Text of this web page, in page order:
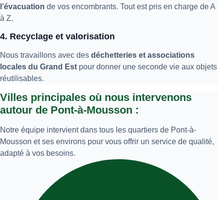
l’évacuation de vos encombrants. Tout est pris en charge de A
à Z.
4. Recyclage et valorisation
Nous travaillons avec des déchetteries et associations
locales du Grand Est pour donner une seconde vie aux objets
réutilisables.
Villes principales où nous intervenons
autour de Pont-à-Mousson :
Notre équipe intervient dans tous les quartiers de Pont-à-
Mousson et ses environs pour vous offrir un service de qualité,
adapté à vos besoins.